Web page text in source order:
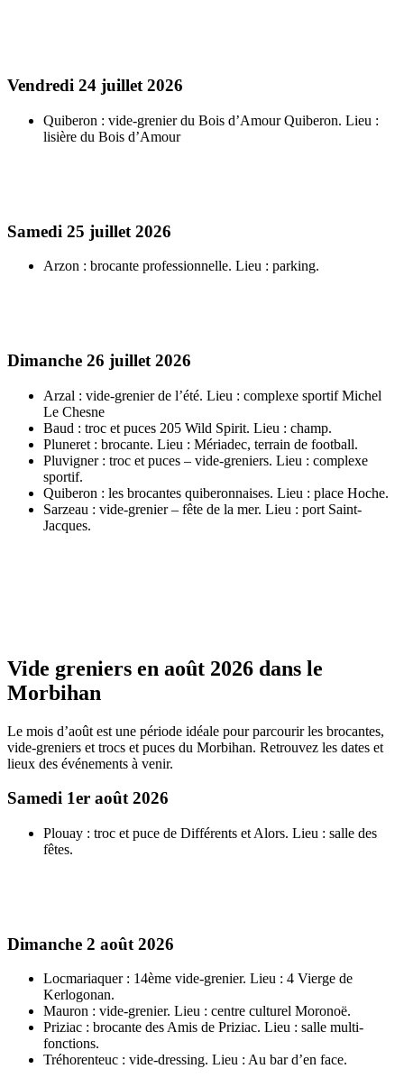
Vendredi 24 juillet 2026
Quiberon : vide-grenier du Bois d’Amour Quiberon. Lieu :
lisière du Bois d’Amour
Samedi 25 juillet 2026
Arzon : brocante professionnelle. Lieu : parking.
Dimanche 26 juillet 2026
Arzal : vide-grenier de l’été. Lieu : complexe sportif Michel
Le Chesne
Baud : troc et puces 205 Wild Spirit. Lieu : champ.
Pluneret : brocante. Lieu : Mériadec, terrain de football.
Pluvigner : troc et puces – vide-greniers. Lieu : complexe
sportif.
Quiberon : les brocantes quiberonnaises. Lieu : place Hoche.
Sarzeau : vide-grenier – fête de la mer. Lieu : port Saint-
Jacques.
Vide greniers en août 2026 dans le
Morbihan
Le mois d’août est une période idéale pour parcourir les brocantes,
vide-greniers et trocs et puces du Morbihan. Retrouvez les dates et
lieux des événements à venir.
Samedi 1er août 2026
Plouay : troc et puce de Différents et Alors. Lieu : salle des
fêtes.
Dimanche 2 août 2026
Locmariaquer : 14ème vide-grenier. Lieu : 4 Vierge de
Kerlogonan.
Mauron : vide-grenier. Lieu : centre culturel Moronoë.
Priziac : brocante des Amis de Priziac. Lieu : salle multi-
fonctions.
Tréhorenteuc : vide-dressing. Lieu : Au bar d’en face.